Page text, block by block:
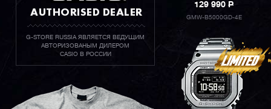
AUTHORISED DEALER
G-STORE RUSSIA ЯВЛЯЕТСЯ ВЕДУЩИМ
АВТОРИЗОВАНЫМ ДИЛЕРОМ
CASIO В РОССИИ
129 990P
GMW-B5000GD-4E